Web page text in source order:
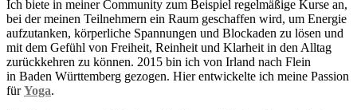
Ich biete in meiner Community zum Beispiel regelmäßige Kurse an,
bei der meinen Teilnehmern ein Raum geschaffen wird, um Energie
aufzutanken, körperliche Spannungen und Blockaden zu lösen und
mit dem Gefühl von Freiheit, Reinheit und Klarheit in den Alltag
zurückkehren zu können. 2015 bin ich von Irland nach Flein
in Baden Württemberg gezogen. Hier entwickelte ich meine Passion
fürYoga.